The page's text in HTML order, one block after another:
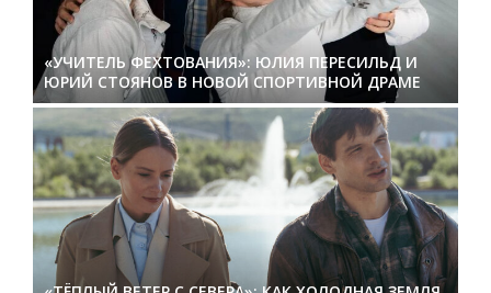
«УЧИТЕЛЬ ФЕХТОВАНИЯ»: ЮЛИЯ ПЕРЕСИЛЬД И
ЮРИЙ СТОЯНОВ В НОВОЙ СПОРТИВНОЙ ДРАМЕ